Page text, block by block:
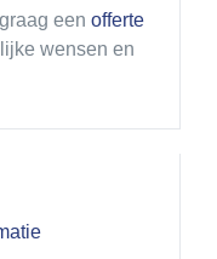
een offerte
wensen en